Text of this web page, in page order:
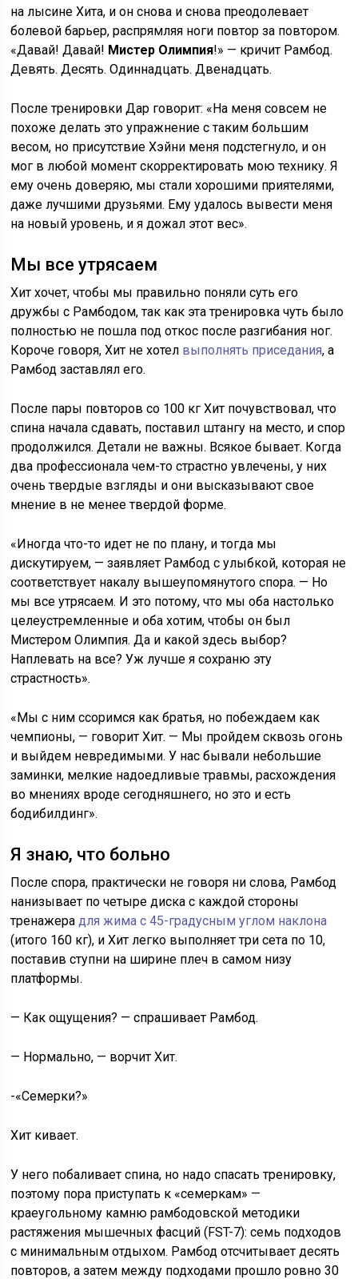
на лысине Хита, и он снова и снова преодолевает
болевой барьер, распрямляя ноги повтор за повтором.
«Давай! Давай! Мистер Олимпия!» — кричит Рамбод.
Девять. Десять. Одиннадцать. Двенадцать.
После тренировки Дар говорит: «На меня совсем не
похоже делать это упражнение с таким большим
весом, но присутствие Хэйни меня подстегнуло, и он
мог в любой момент скорректировать мою технику. Я
ему очень доверяю, мы стали хорошими приятелями,
даже лучшими друзьями. Ему удалось вывести меня
на новый уровень, и я дожал этот вес».
Мы все утрясаем
Хит хочет, чтобы мы правильно поняли суть его
дружбы с Рамбодом, так как эта тренировка чуть было
полностью не пошла под откос после разгибания ног.
Короче говоря, Хит не хотел выполнять приседания, а
Рамбод заставлял его.
После пары повторов со 100 кг Хит почувствовал, что
спина начала сдавать, поставил штангу на место, и спор
продолжился. Детали не важны. Всякое бывает. Когда
два профессионала чем-то страстно увлечены, у них
очень твердые взгляды и они высказывают свое
мнение в не менее твердой форме.
«Иногда что-то идет не по плану, и тогда мы
дискутируем, — заявляет Рамбод с улыбкой, которая не
соответствует накалу вышеупомянутого спора. — Но
мы все утрясаем. И это потому, что мы оба настолько
целеустремленные и оба хотим, чтобы он был
Мистером Олимпия. Да и какой здесь выбор?
Наплевать на все? Уж лучше я сохраню эту
страстность».
«Мы с ним ссоримся как братья, но побеждаем как
чемпионы, — говорит Хит. — Мы пройдем сквозь огонь
и выйдем невредимыми. У нас бывали небольшие
заминки, мелкие надоедливые травмы, расхождения
во мнениях вроде сегодняшнего, но это и есть
бодибилдинг».
Я знаю, что больно
После спора, практически не говоря ни слова, Рамбод
нанизывает по четыре диска с каждой стороны
тренажерадля жима с 45-градусным углом наклона
(итого 160 кг), и Хит легко выполняет три сета по 10,
поставив ступни на ширине плеч в самом низу
платформы.
— Как ощущения? — спрашивает Рамбод.
— Нормально, — ворчит Хит.
-«Семерки?»
Хит кивает.
У него побаливает спина, но надо спасать тренировку,
поэтому пора приступать к «семеркам» —
краеугольному камню рамбодовской методики
растяжения мышечных фасций (FST-7): семь подходов
с минимальным отдыхом. Рамбод отсчитывает десять
повторов, а затем между подходами прошло ровно 30